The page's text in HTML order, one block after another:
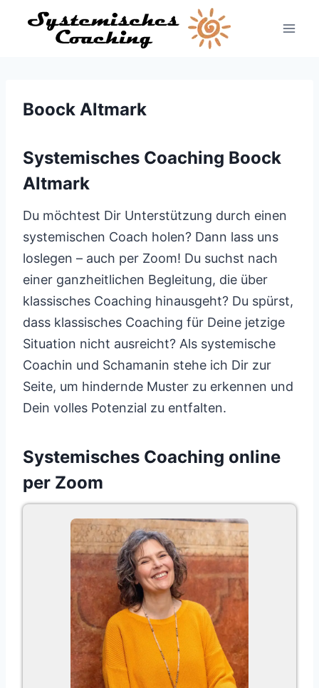
Inhalt
Boock Altmark
Systemisches Coaching Boock
Altmark
Du möchtest Dir Unterstützung durch einen
systemischen Coach holen? Dann lass uns
loslegen – auch per Zoom! Du suchst nach
einer ganzheitlichen Begleitung, die über
klassisches Coaching hinausgeht? Du spürst,
dass klassisches Coaching für Deine jetzige
Situation nicht ausreicht? Als systemische
Coachin und Schamanin stehe ich Dir zur
Seite, um hindernde Muster zu erkennen und
Dein volles Potenzial zu entfalten.
Systemisches Coaching online
per Zoom